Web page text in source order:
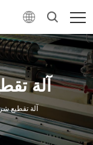
آلة
آلة تقطيع